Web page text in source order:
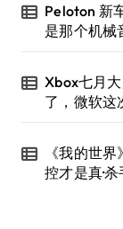
Peloton 新
是那个机械
Xbox七月
了，微软这
《我的世
控才是真·杀